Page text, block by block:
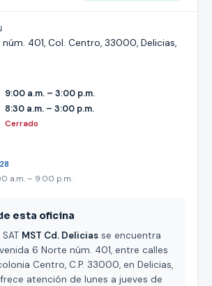
401, Col. Centro, 33000, Delicias,
9:00 a.m. – 3:00 p.m.
8:30 a.m. – 3:00 p.m.
Cerrado
a.m. – 9:00 p.m.
esta oficina
MST Cd. Delicias se encuentra
6 Norte núm. 401, entre calles
Centro, C.P. 33000, en Delicias,
atención de lunes a jueves de